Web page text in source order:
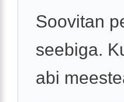
Soovitan
seebiga.
abi